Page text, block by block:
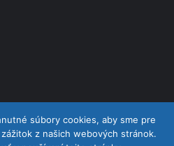
súbory cookies, aby sme pre
z našich webových stránok.